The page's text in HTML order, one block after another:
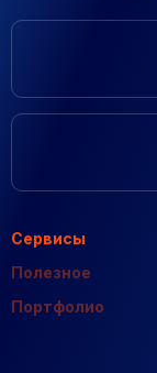
Сервисы
Полезное
Портфолио